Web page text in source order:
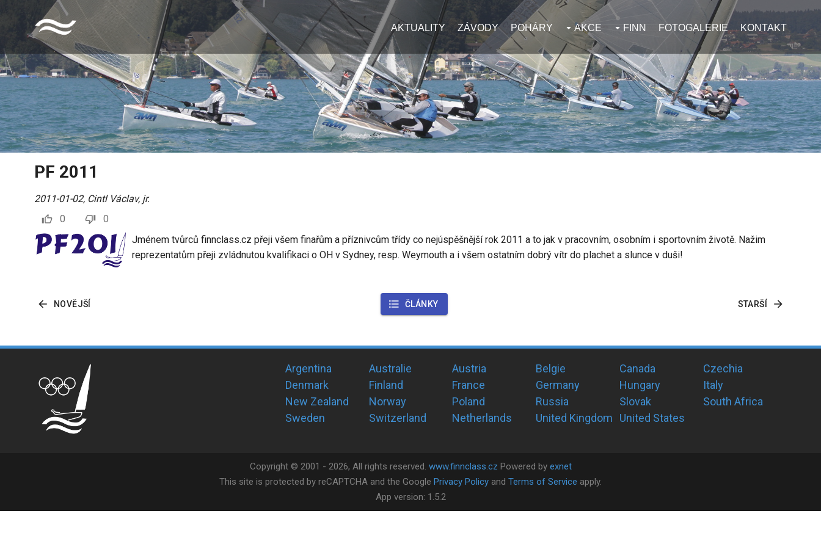
AKTUALITY ZÁVODY POHÁRY AKCE FINN FOTOGALERIE KONTAKT
PF 2011
2011-01-02, Cintl Václav, jr.
0
0
Jménem tvůrců finnclass.cz přeji všem finařům a příznivcům třídy co nejúspěšnější rok 2011 a to jak v pracovním, osobním i sportovním životě. Nažim
reprezentatům přeji zvládnutou kvalifikaci o OH v Sydney, resp. Weymouth a i všem ostatním dobrý vítr do plachet a slunce v duši!
NOVĚJŠÍ ČLÁNKY STARŠÍ
Argentina Australie Austria Belgie Canada
Czechia
Denmark
Finland France Germany Hungary
Italy
New Zealand
Norway Poland Russia Slovak
South Africa
Sweden
Switzerland Netherlands United Kingdom United States
Copyright © 2001 - 2026, All rights reserved. www.finnclass.cz Powered by exnet
This site is protected by reCAPTCHA and the Google Privacy Policy and Terms of Service apply.
App version: 1.5.2